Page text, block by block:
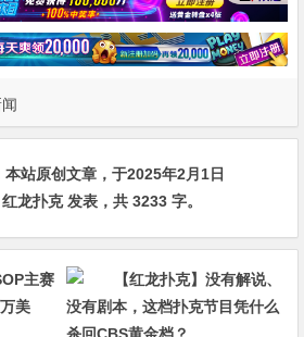
本站原创文章，于2025年2月1日
红龙扑克发表，共 3233 字。